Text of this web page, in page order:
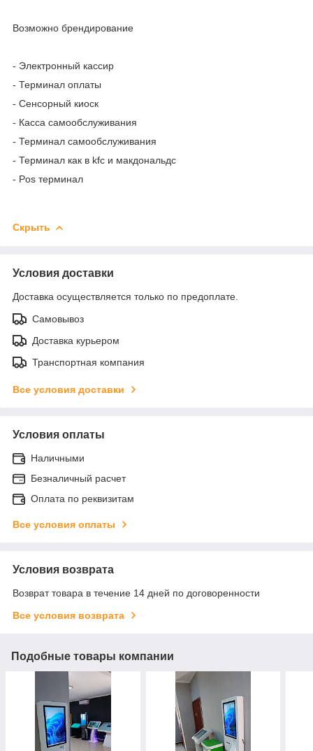
Возможно брендирование
- Электронный кассир
- Терминал оплаты
- Сенсорный киоск
- Касса самообслуживания
- Терминал самообслуживания
- Терминал как в kfc и макдональдс
- Pos терминал
Скрыть
Условия доставки
Доставка осуществляется только по предоплате.
Самовывоз
Доставка курьером
Транспортная компания
Все условия доставки
Условия оплаты
Наличными
Безналичный расчет
Оплата по реквизитам
Все условия оплаты
Условия возврата
Возврат товара в течение 14 дней по договоренности
Все условия возврата
Подобные товары компании